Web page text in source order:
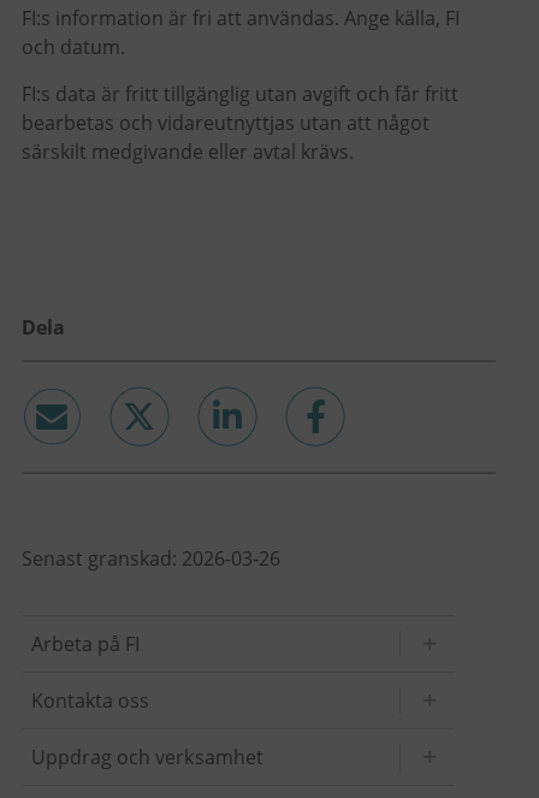
FI:s information är fri att användas. Ange källa, FI
och datum.
FI:s data är fritt tillgänglig utan avgift och får fritt
bearbetas och vidareutnyttjas utan att något
särskilt medgivande eller avtal krävs.
Dela
Senast granskad: 2026-03-26
Arbeta på FI
Kontakta oss
Uppdrag och verksamhet